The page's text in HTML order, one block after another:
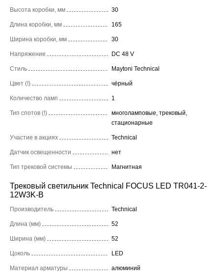
Высота коробки, мм 30
Длина коробки, мм 165
Ширина коробки, мм 30
Напряжение DC 48 V
Стиль Maytoni Technical
Цвет (!) чёрный
Количество ламп 1
Тип спотов (!)
многоламповые, трековый,
стационарные
Участие в акциях Technical
Датчик освещенности нет
Тип трековой системы Магнитная
Трековый светильник Technical FOCUS LED TR041-2-
12W3K-B
Производитель Technical
Длина (мм) 52
Ширина (мм) 52
Цоколь LED
Материал арматуры алюминий